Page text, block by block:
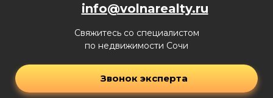
info@volnarealty.ru
Свяжитесь со специалистом
по недвижимости Сочи
Звонок эксперта